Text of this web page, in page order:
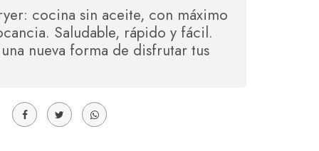
cocina sin aceite, con máximo
Saludable, rápido y fácil.
una nueva forma de disfrutar tus